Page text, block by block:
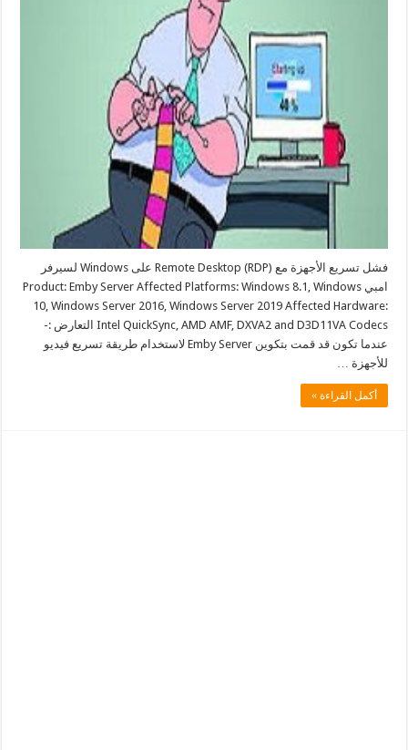
فشل تسريع الأجهزة مع Remote Desktop (RDP) على Windows لسيرفر
امبي Product: Emby Server Affected Platforms: Windows 8.1, Windows
10, Windows Server 2016, Windows Server 2019 Affected Hardware:
Intel QuickSync, AMD AMF, DXVA2 and D3D11VA Codecs التعارض :-
عندما تكون قد قمت بتكوين Emby Server لاستخدام طريقة تسريع فيديو
للأجهزة …
أكمل القراءة »